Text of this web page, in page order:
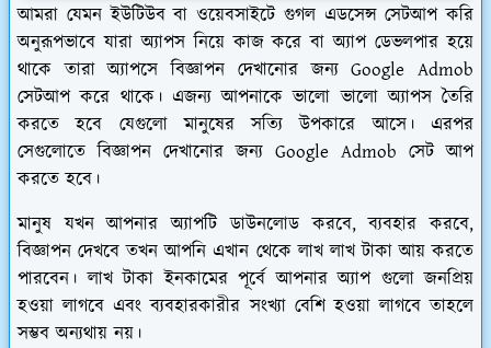
আমরা যেমন ইউটিউব বা ওয়েবসাইটে গুগল এডসেন্স সেটআপ করি
অনুরূপভাবে যারা অ্যাপস নিয়ে কাজ করে বা অ্যাপ ডেভলপার হয়ে
থাকে তারা অ্যাপসে বিজ্ঞাপন দেখানোর জন্য Google Admob
সেটআপ করে থাকে। এজন্য আপনাকে ভালো ভালো অ্যাপস তৈরি
করতে হবে যেগুলো মানুষের সত্যি উপকারে আসে। এরপর
সেগুলোতে বিজ্ঞাপন দেখানোর জন্য Google Admob সেট আপ
করতে হবে।
মানুষ যখন আপনার অ্যাপটি ডাউনলোড করবে, ব্যবহার করবে,
বিজ্ঞাপন দেখবে তখন আপনি এখান থেকে লাখ লাখ টাকা আয় করতে
পারবেন। লাখ টাকা ইনকামের পূর্বে আপনার অ্যাপ গুলো জনপ্রিয়
হওয়া লাগবে এবং ব্যবহারকারীর সংখ্যা বেশি হওয়া লাগবে তাহলে
সম্ভব অন্যথায় নয়।